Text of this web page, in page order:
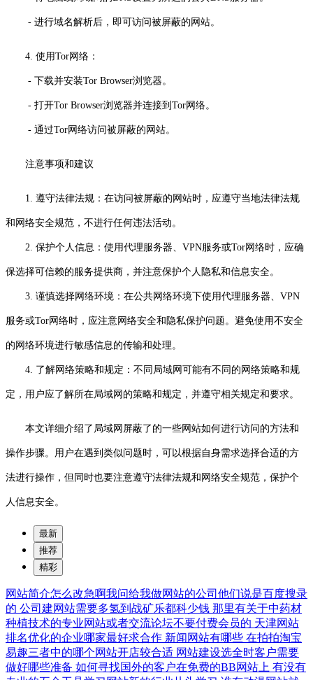
- 进行域名解析后，即可访问被屏蔽的网站。
4. 使用Tor网络：
- 下载并安装Tor Browser浏览器。
- 打开Tor Browser浏览器并连接到Tor网络。
- 通过Tor网络访问被屏蔽的网站。
注意事项和建议
1. 遵守法律法规：在访问被屏蔽的网站时，应遵守当地法律法规
和网络安全规范，不进行任何违法活动。
2. 保护个人信息：使用代理服务器、VPN服务或Tor网络时，应确
保选择可信赖的服务提供商，并注意保护个人隐私和信息安全。
3. 谨慎选择网络环境：在公共网络环境下使用代理服务器、VPN
服务或Tor网络时，应注意网络安全和隐私保护问题。避免使用不安全
的网络环境进行敏感信息的传输和处理。
4. 了解网络策略和规定：不同局域网可能有不同的网络策略和规
定，用户应了解所在局域网的策略和规定，并遵守相关规定和要求。
本文详细介绍了局域网屏蔽了的一些网站如何进行访问的方法和
操作步骤。用户在遇到类似问题时，可以根据自身需求选择合适的方
法进行操作，但同时也要注意遵守法律法规和网络安全规范，保护个
人信息安全。
最新
推荐
精彩
网站简介怎么改急啊我问给我做网站的公司他们说是百度搜录
的 公司建网站需要多氢到战矿乐都科少钱 那里有关于中药材
种植技术的专业网站或者交流论坛不要付费会员的 天津网站
排名优化的企业哪家最好求合作 新闻网站有哪些 在拍拍淘宝
易趣三者中的哪个网站开店较合适 网站建设选全时客户需要
做好哪些准备 如何寻找国外的客户在免费的BB网站上 有没有